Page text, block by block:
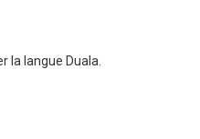
la langue Duala.